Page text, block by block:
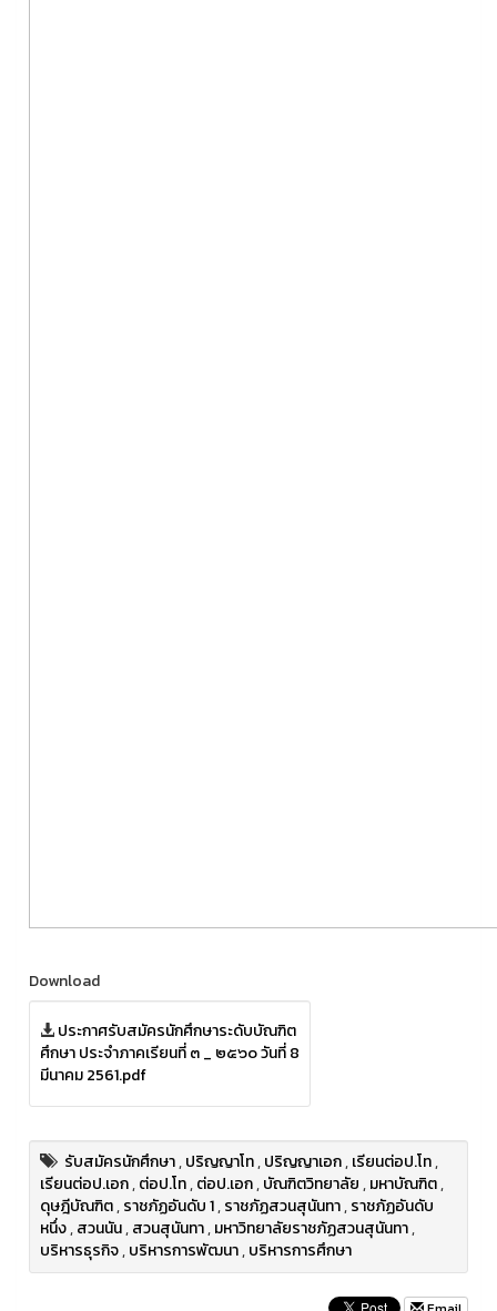
Download
ประกาศรับสมัครนักศึกษาระดับบัณฑิต
ศึกษา ประจำภาคเรียนที่ ๓ _ ๒๕๖๐ วันที่ 8
มีนาคม 2561.pdf
รับสมัครนักศึกษา,ปริญญาโท,ปริญญาเอก,เรียนต่อป.โท,
เรียนต่อป.เอก,ต่อป.โท,ต่อป.เอก,บัณฑิตวิทยาลัย,มหาบัณฑิต,
ดุษฎีบัณฑิต,ราชภัฏอันดับ 1,ราชภัฏสวนสุนันทา,ราชภัฏอันดับ
หนึ่ง,สวนนัน,สวนสุนันทา,มหาวิทยาลัยราชภัฏสวนสุนันทา,
บริหารธุรกิจ,บริหารการพัฒนา,บริหารการศึกษา